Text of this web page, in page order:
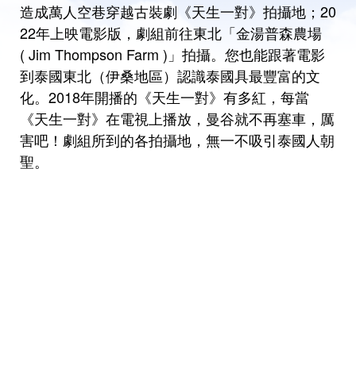
造成萬人空巷穿越古裝劇《天生一對》拍攝地；20
22年上映電影版，劇組前往東北「金湯普森農場
( Jim Thompson Farm )」拍攝。您也能跟著電影
到泰國東北（伊桑地區）認識泰國具最豐富的文
化。2018年開播的《天生一對》有多紅，每當
《天生一對》在電視上播放，曼谷就不再塞車，厲
害吧！劇組所到的各拍攝地，無一不吸引泰國人朝
聖。